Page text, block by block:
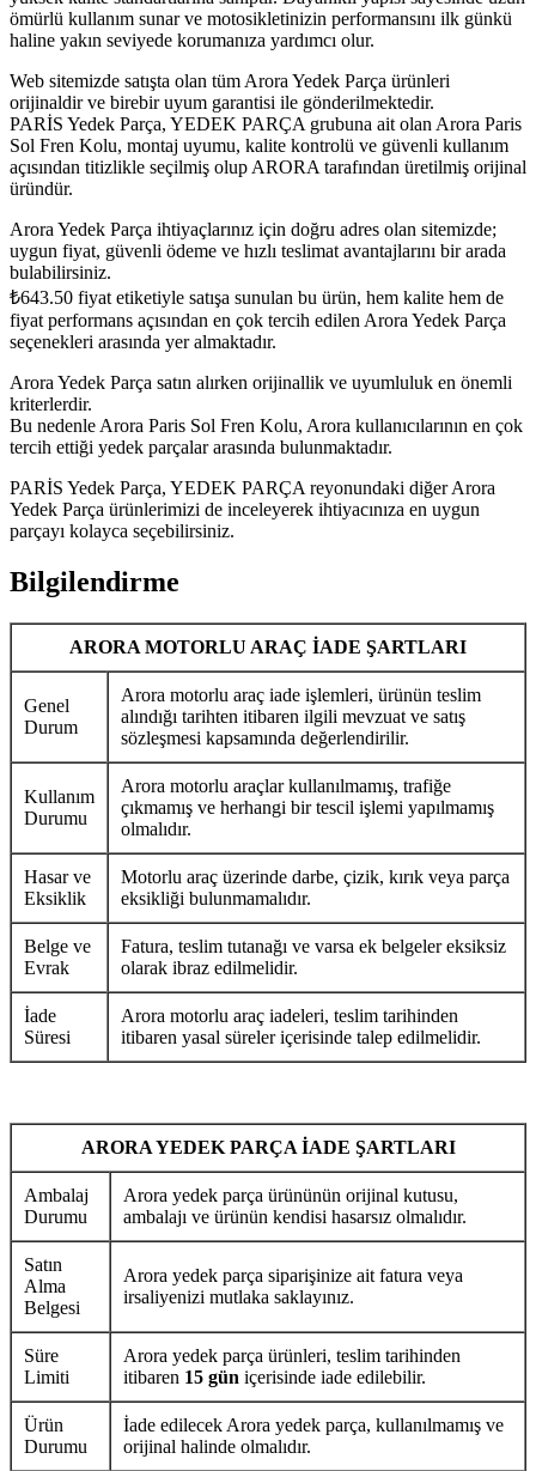
ömürlü kullanım sunar ve motosikletinizin performansını ilk günkü
haline yakın seviyede korumanıza yardımcı olur.
Web sitemizde satışta olan tüm Arora Yedek Parça ürünleri
orijinaldir ve birebir uyum garantisi ile gönderilmektedir.
PARİS Yedek Parça, YEDEK PARÇA grubuna ait olan Arora Paris
Sol Fren Kolu, montaj uyumu, kalite kontrolü ve güvenli kullanım
açısından titizlikle seçilmiş olup ARORA tarafından üretilmiş orijinal
üründür.
Arora Yedek Parça ihtiyaçlarınız için doğru adres olan sitemizde;
uygun fiyat, güvenli ödeme ve hızlı teslimat avantajlarını bir arada
bulabilirsiniz.
₺643.50 fiyat etiketiyle satışa sunulan bu ürün, hem kalite hem de
fiyat performans açısından en çok tercih edilen Arora Yedek Parça
seçenekleri arasında yer almaktadır.
Arora Yedek Parça satın alırken orijinallik ve uyumluluk en önemli
kriterlerdir.
Bu nedenle Arora Paris Sol Fren Kolu, Arora kullanıcılarının en çok
tercih ettiği yedek parçalar arasında bulunmaktadır.
PARİS Yedek Parça, YEDEK PARÇA reyonundaki diğer Arora
Yedek Parça ürünlerimizi de inceleyerek ihtiyacınıza en uygun
parçayı kolayca seçebilirsiniz.
Bilgilendirme
ARORA MOTORLU ARAÇ İADE ŞARTLARI
Genel
Durum
Arora motorlu araç iade işlemleri, ürünün teslim
alındığı tarihten itibaren ilgili mevzuat ve satış
sözleşmesi kapsamında değerlendirilir.
Kullanım
Durumu
Arora motorlu araçlar kullanılmamış, trafiğe
çıkmamış ve herhangi bir tescil işlemi yapılmamış
olmalıdır.
Hasar ve
Eksiklik
Motorlu araç üzerinde darbe, çizik, kırık veya parça
eksikliği bulunmamalıdır.
Belge ve
Evrak
Fatura, teslim tutanağı ve varsa ek belgeler eksiksiz
olarak ibraz edilmelidir.
İade
Süresi
Arora motorlu araç iadeleri, teslim tarihinden
itibaren yasal süreler içerisinde talep edilmelidir.
ARORA YEDEK PARÇA İADE ŞARTLARI
Ambalaj
Durumu
Arora yedek parça ürününün orijinal kutusu,
ambalajı ve ürünün kendisi hasarsız olmalıdır.
Satın
Alma
Belgesi
Arora yedek parça siparişinize ait fatura veya
irsaliyenizi mutlaka saklayınız.
Süre
Limiti
Arora yedek parça ürünleri, teslim tarihinden
itibaren 15 gün içerisinde iade edilebilir.
Ürün
Durumu
İade edilecek Arora yedek parça, kullanılmamış ve
orijinal halinde olmalıdır.